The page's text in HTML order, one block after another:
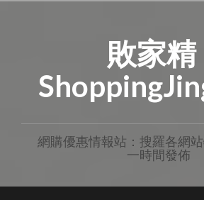
敗家精
網購優惠情報站：搜羅各網
一時間發佈